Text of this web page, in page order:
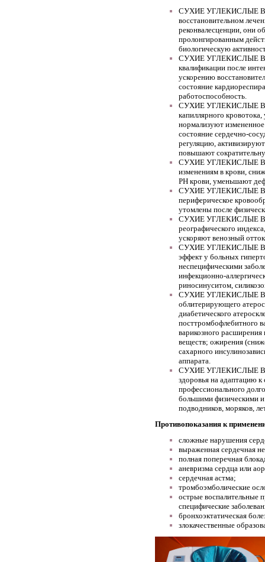
СУХИЕ УГЛЕКИСЛЫЕ
восстановительном
реконвалесценции, они
пролонгированным
биологическую
СУХИЕ УГЛЕКИСЛЫЕ
квалификации после
ускорению
состояние
работоспособность.
СУХИЕ УГЛЕКИСЛЫЕ
капиллярного
нормализуют
состояние сердечно-
регуляцию,
повышают
СУХИЕ УГЛЕКИСЛЫЕ
изменениям в крови,
РН крови, уменьшают
СУХИЕ УГЛЕКИСЛЫЕ
периферическое
утомлены после
СУХИЕ УГЛЕКИСЛЫЕ
реографического
ускоряют венозный
СУХИЕ УГЛЕКИСЛЫЕ
эффект у больных
неспецифическими
инфекционно-
риносинуситом,
СУХИЕ УГЛЕКИСЛЫЕ
облитерирующего
диабетического
посттромбофлебитного
варикозного
веществ; ожирения
сахарного
аппарата.
СУХИЕ УГЛЕКИСЛЫЕ
здоровья на адаптацию
профессионального
большими физическими
подводников, моряков,
Противопоказания к
сложные нарушения
выраженная сердечная
полная поперечная
аневризма сердца или
сердечная астма;
тромбоэмболические
острые воспалительные
специфические
бронхоэктатическая
злокачественные